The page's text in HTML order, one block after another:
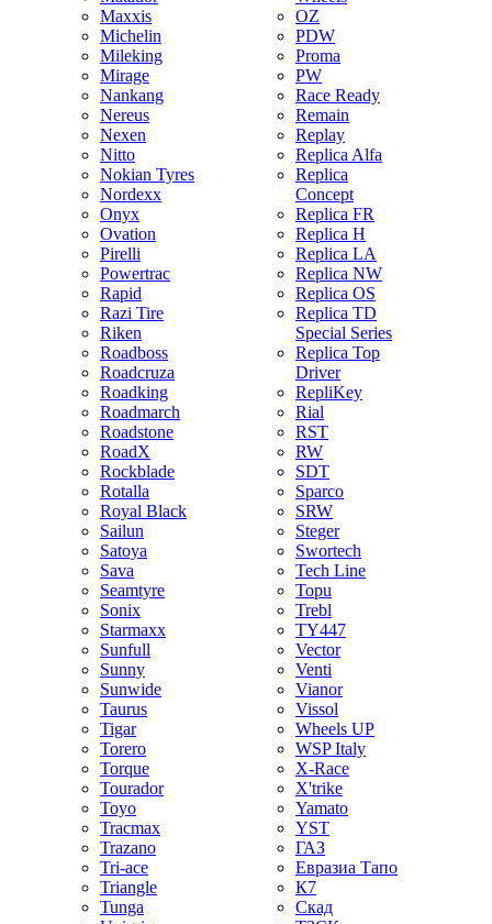
Maxxis
Michelin
Mileking
Mirage
Nankang
Nereus
Nexen
Nitto
Nokian Tyres
Nordexx
Onyx
Ovation
Pirelli
Powertrac
Rapid
Razi Tire
Riken
Roadboss
Roadcruza
Roadking
Roadmarch
Roadstone
RoadX
Rockblade
Rotalla
Royal Black
Sailun
Satoya
Sava
Seamtyre
Sonix
Starmaxx
Sunfull
Sunny
Sunwide
Taurus
Tigar
Torero
Torque
Tourador
Toyo
Tracmax
Trazano
Tri-ace
Triangle
Tunga
OZ
PDW
Proma
PW
Race Ready
Remain
Replay
Replica Alfa
Replica
Concept
Replica FR
Replica H
Replica LA
Replica NW
Replica OS
Replica TD
Special Series
Replica Top
Driver
RepliKey
Rial
RST
RW
SDT
Sparco
SRW
Steger
Swortech
Tech Line
Topu
Trebl
TY447
Vector
Venti
Vianor
Vissol
Wheels UP
WSP Italy
X-Race
X'trike
Yamato
YST
ГАЗ
Евразиа Тапо
К7
Скад